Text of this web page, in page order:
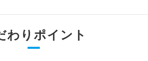
わりポイント